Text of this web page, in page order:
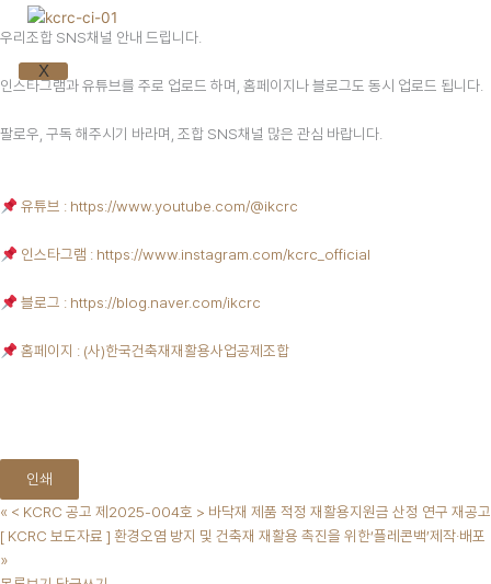
X
우리조합 SNS채널 안내 드립니다.
인스타그램과 유튜브를 주로 업로드 하며, 홈페이지나 블로그도 동시 업로드 됩니다.
팔로우, 구독 해주시기 바라며, 조합 SNS채널 많은 관심 바랍니다.
유튜브 : https://www.youtube.com/@ikcrc
인스타그램 : https://www.instagram.com/kcrc_official
블로그 : https://blog.naver.com/ikcrc
홈페이지 : (사)한국건축재재활용사업공제조합
인쇄
« < KCRC 공고 제2025-004호 > 바닥재 제품 적정 재활용지원금 산정 연구 재공고
[ KCRC 보도자료 ] 환경오염 방지 및 건축재 재활용 촉진을 위한‘플레콘백’제작·배포
»